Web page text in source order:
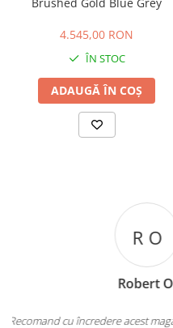
4.545,00 RON
ÎN STOC
ADAUGĂ ÎN COȘ
Știu aceasta optică de